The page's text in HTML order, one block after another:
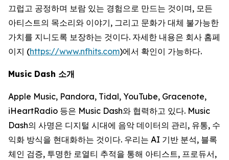
끄럽고 공정하며 보람 있는 경험으로 만드는 것이며, 모든
아티스트의 목소리와 이야기, 그리고 문화가 대체 불가능한
가치를 지니도록 보장하는 것이다. 자세한 내용은 회사 홈페
이지 (https://www.nfhits.com)에서 확인이 가능하다.
Music Dash 소개
Apple Music, Pandora, Tidal, YouTube, Gracenote,
iHeartRadio 등은 Music Dash와 협력하고 있다. Music
Dash의 사명은 디지털 시대에 음악 데이터의 관리, 유통, 수
익화 방식을 현대화하는 것이다. 우리는 AI 기반 분석, 블록
체인 검증, 투명한 로열티 추적을 통해 아티스트, 프로듀서,